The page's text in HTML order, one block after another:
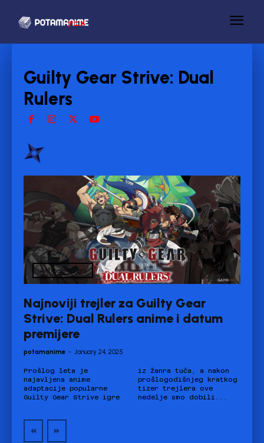
Guilty Gear Strive: Dual
Rulers
Anime/Manga
Najnoviji trejler za Guilty Gear
Strive: Dual Rulers anime i datum
premijere
potamanime - January 24, 2025
Prošlog leta je
najavljena anime
adaptacije popularne
Guilty Gear Strive igre
iz žanra tuča, a nakon
prošlogodišnjeg kratkog
tizer trejlera ove
nedelje smo dobili...